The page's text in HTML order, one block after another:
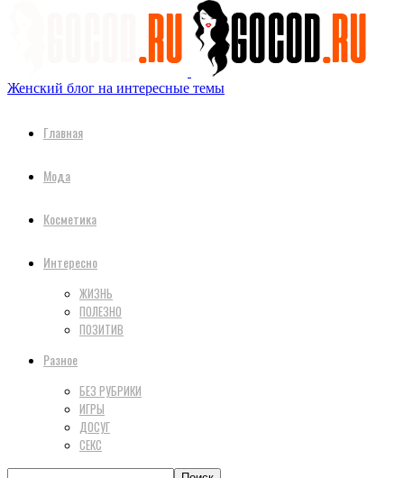
Женский блог на интересные темы
Главная
Мода
Косметика
Интересно
ЖИЗНЬ
ПОЛЕЗНО
ПОЗИТИВ
Разное
БЕЗ РУБРИКИ
ИГРЫ
ДОСУГ
СЕКС